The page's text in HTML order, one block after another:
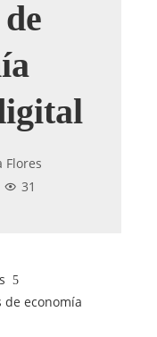
Flores
31
de economía